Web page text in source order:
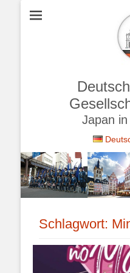
Japan
Schlagwort: